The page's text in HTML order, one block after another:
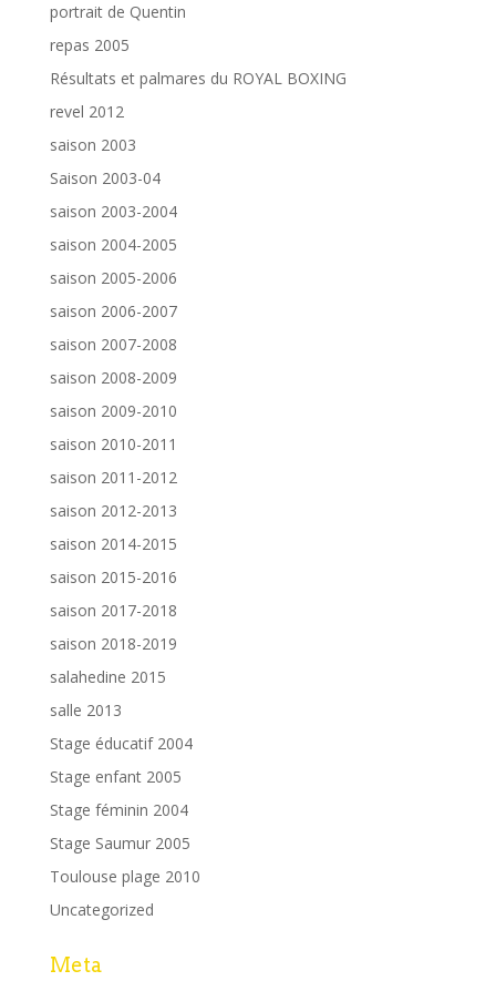
portrait de Quentin
repas 2005
Résultats et palmares du ROYAL BOXING
revel 2012
saison 2003
Saison 2003-04
saison 2003-2004
saison 2004-2005
saison 2005-2006
saison 2006-2007
saison 2007-2008
saison 2008-2009
saison 2009-2010
saison 2010-2011
saison 2011-2012
saison 2012-2013
saison 2014-2015
saison 2015-2016
saison 2017-2018
saison 2018-2019
salahedine 2015
salle 2013
Stage éducatif 2004
Stage enfant 2005
Stage féminin 2004
Stage Saumur 2005
Toulouse plage 2010
Uncategorized
Meta